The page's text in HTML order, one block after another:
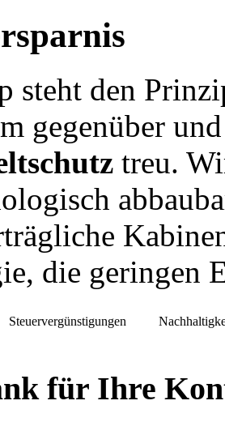
steht den
gegenüber
treu.
die geringen
Steuervergünstigungen
für Ihre